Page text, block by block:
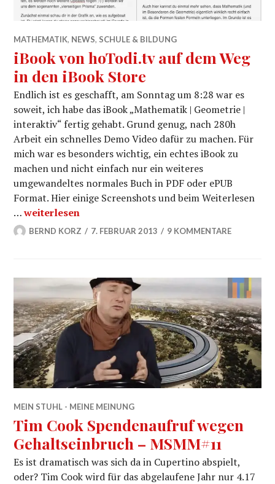
MATHEMATIK, NEWS, SCHULE & BILDUNG
iBook von hoTodi.tv auf dem Weg
in den iBook Store
Endlich ist es geschafft, am Sonntag um 8:28 war es
soweit, ich habe das iBook „Mathematik | Geometrie |
interaktiv“ fertig gehabt. Grund genug, nach 280h
Arbeit ein schnelles Demo Video dafür zu machen. Für
mich war es besonders wichtig, ein echtes iBook zu
machen und nicht einfach nur ein weiteres
umgewandeltes normales Buch in PDF oder ePUB
Format. Hier einige Screenshots und beim Weiterlesen
…iBook von hoTodi.tv auf dem Weg in den iBook Store
weiterlesen
BERND KORZ 7. FEBRUAR 2013 9 KOMMENTARE
MEIN STUHL - MEINE MEINUNG
Tim Cook Spendenaufruf wegen
Gehaltseinbruch – MSMM#11
Es ist dramatisch was sich da in Cupertino abspielt,
oder? Tim Cook wird für das abgelaufene Jahr nur 4.17